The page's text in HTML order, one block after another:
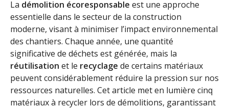
La démolition écoresponsable est une approche
essentielle dans le secteur de la construction
moderne, visant à minimiser l’impact environnemental
des chantiers. Chaque année, une quantité
significative de déchets est générée, mais la
réutilisation et le recyclage de certains matériaux
peuvent considérablement réduire la pression sur nos
ressources naturelles. Cet article met en lumière cinq
matériaux à recycler lors de démolitions, garantissant